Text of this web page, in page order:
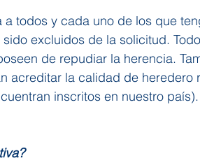
todos y cada uno de los que
excluidos de la solicitud.
de repudiar la herencia.
acreditar la calidad de heredero
inscritos en nuestro país).